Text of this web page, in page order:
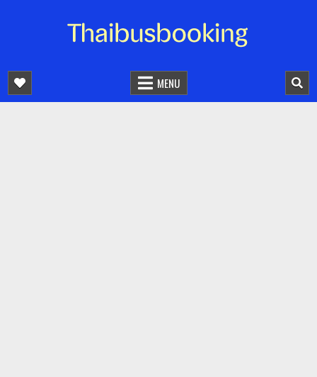
จองตั๋วรถออนไลน์ 24 ชั่วโมง
MENU